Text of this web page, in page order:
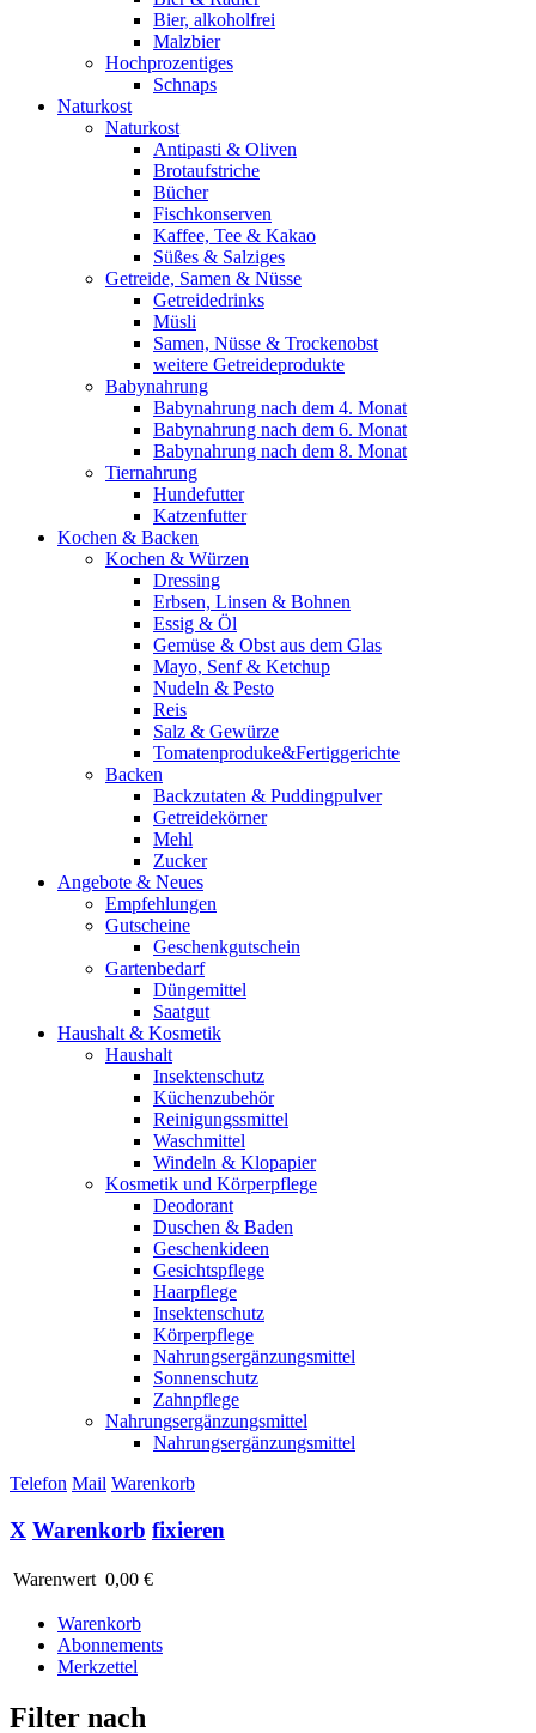
Bier, alkoholfrei
Malzbier
Hochprozentiges
Schnaps
Naturkost
Naturkost
Antipasti & Oliven
Brotaufstriche
Bücher
Fischkonserven
Kaffee, Tee & Kakao
Süßes & Salziges
Getreide, Samen & Nüsse
Getreidedrinks
Müsli
Samen, Nüsse & Trockenobst
weitere Getreideprodukte
Babynahrung
Babynahrung nach dem 4. Monat
Babynahrung nach dem 6. Monat
Babynahrung nach dem 8. Monat
Tiernahrung
Hundefutter
Katzenfutter
Kochen & Backen
Kochen & Würzen
Dressing
Erbsen, Linsen & Bohnen
Essig & Öl
Gemüse & Obst aus dem Glas
Mayo, Senf & Ketchup
Nudeln & Pesto
Reis
Salz & Gewürze
Tomatenproduke&Fertiggerichte
Backen
Backzutaten & Puddingpulver
Getreidekörner
Mehl
Zucker
Angebote & Neues
Empfehlungen
Gutscheine
Geschenkgutschein
Gartenbedarf
Düngemittel
Saatgut
Haushalt & Kosmetik
Haushalt
Insektenschutz
Küchenzubehör
Reinigungssmittel
Waschmittel
Windeln & Klopapier
Kosmetik und Körperpflege
Deodorant
Duschen & Baden
Geschenkideen
Gesichtspflege
Haarpflege
Insektenschutz
Körperpflege
Nahrungsergänzungsmittel
Sonnenschutz
Zahnpflege
Nahrungsergänzungsmittel
Nahrungsergänzungsmittel
Telefon Mail Warenkorb
X Warenkorb fixieren
Warenwert 0,00 €
Warenkorb
Abonnements
Merkzettel
Filter nach